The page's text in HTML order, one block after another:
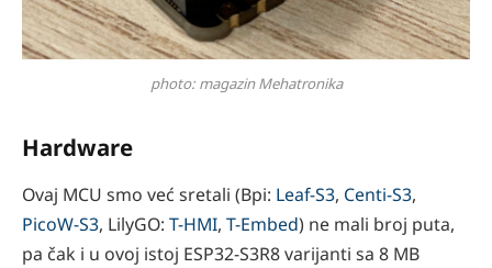
photo: magazin Mehatronika
Hardware
Ovaj MCU smo već sretali (Bpi: Leaf-S3, Centi-S3,
PicoW-S3, LilyGO: T-HMI, T-Embed) ne mali broj puta,
pa čak i u ovoj istoj ESP32-S3R8 varijanti sa 8 MB